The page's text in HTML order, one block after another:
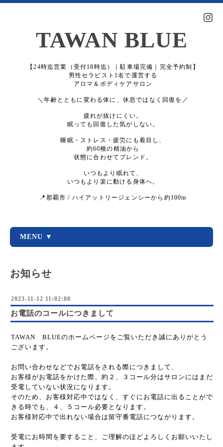
TAWAN BLUE
【24時迄営業（受付18時迄）｜駐車場完備｜完全予約制】
男性セラピスト1名で運営する
アロマ＆ボディケアサロン
＼年齢とともに変わる体に、休息ではなく回復を／
疲れが抜けにくい。
眠っても回復した気がしない。
睡眠・ストレス・疲労にも着目し、
約60種の精油から
状態に合わせてブレンド。
いつもより眠れて、
いつもより楽に動ける身体へ。
📍那覇市 / ハイアットリージェンシーから約100m
MENU ▼
お知らせ
2023-11-12 11:02:00
お電話のコールにつきまして
TAWAN BLUEのホームページをご覧いただき誠にありがとう
ございます。
お問い合わせなどでお電話をされる際につきまして、
お客様がお電話をかけた際、約２、３コール分はサロンにはまだ
受電していない状況になります。
そのため、お客様対応中ではなく、すぐにお電話に出ることがで
きる時でも、４、５コール必要となります。
お客様対応中で出れない場合は留守番電話につながります。
受電にお時間を要すること、ご理解のほどよろしくお願いいたし